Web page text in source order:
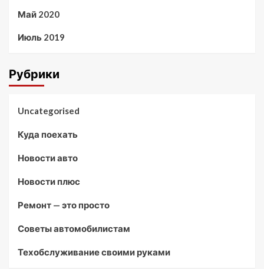
Май 2020
Июль 2019
Рубрики
Uncategorised
Куда поехать
Новости авто
Новости плюс
Ремонт — это просто
Советы автомобилистам
Техобслуживание своими руками